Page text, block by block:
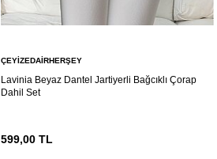
ÇEYIZEDAIRHERŞEY
Lavinia Beyaz Dantel Jartiyerli Bağcıklı Çorap
Dahil Set
599,00 TL